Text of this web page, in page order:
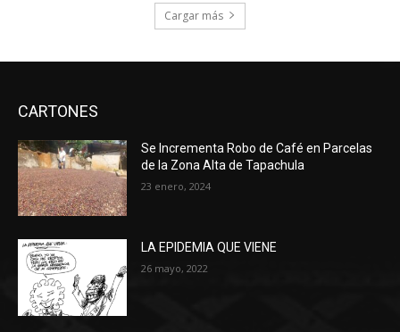
Cargar más
CARTONES
Se Incrementa Robo de Café en Parcelas
de la Zona Alta de Tapachula
23 enero, 2024
LA EPIDEMIA QUE VIENE
26 mayo, 2022